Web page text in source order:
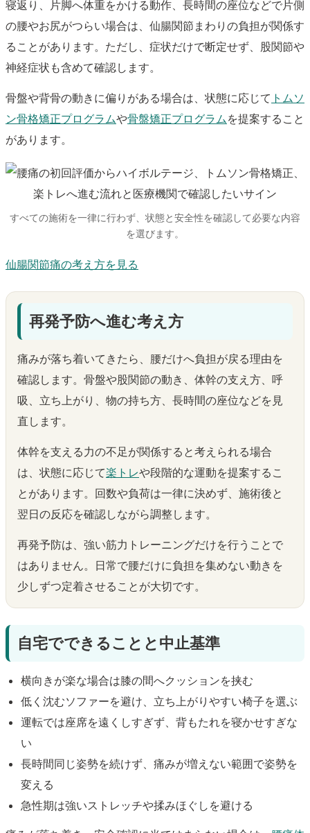
寝返り、片脚へ体重をかける動作、長時間の座位などで片側
の腰やお尻がつらい場合は、仙腸関節まわりの負担が関係す
ることがあります。ただし、症状だけで断定せず、股関節や
神経症状も含めて確認します。
骨盤や背骨の動きに偏りがある場合は、状態に応じて トムソ
ン骨格矯正プログラムや骨盤矯正プログラムを提案すること
があります。
すべての施術を一律に行わず、状態と安全性を確認して必要な内容
を選びます。
仙腸関節痛の考え方を見る
再発予防へ進む考え方
痛みが落ち着いてきたら、腰だけへ負担が戻る理由を
確認します。骨盤や股関節の動き、体幹の支え方、呼
吸、立ち上がり、物の持ち方、長時間の座位などを見
直します。
体幹を支える力の不足が関係すると考えられる場合
は、状態に応じて楽トレや段階的な運動を提案するこ
とがあります。回数や負荷は一律に決めず、施術後と
翌日の反応を確認しながら調整します。
再発予防は、強い筋力トレーニングだけを行うことで
はありません。日常で腰だけに負担を集めない動きを
少しずつ定着させることが大切です。
自宅でできることと中止基準
横向きが楽な場合は膝の間へクッションを挟む
低く沈むソファーを避け、立ち上がりやすい椅子を選ぶ
運転では座席を遠くしすぎず、背もたれを寝かせすぎな
い
長時間同じ姿勢を続けず、痛みが増えない範囲で姿勢を
変える
急性期は強いストレッチや揉みほぐしを避ける